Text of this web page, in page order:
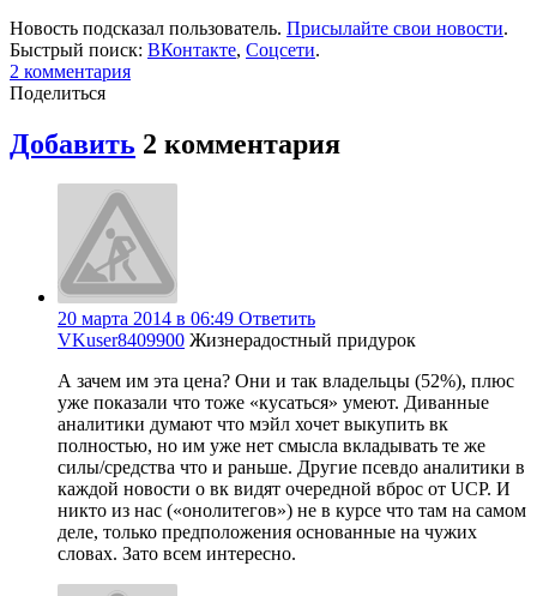
Новость подсказал пользователь. Присылайте свои новости.
Быстрый поиск: ВКонтакте, Соцсети.
2 комментария
Поделиться
Добавить 2 комментария
20 марта 2014 в 06:49 Ответить
VKuser8409900 Жизнерадостный придурок
А зачем им эта цена? Они и так владельцы (52%), плюс
уже показали что тоже «кусаться» умеют. Диванные
аналитики думают что мэйл хочет выкупить вк
полностью, но им уже нет смысла вкладывать те же
силы/средства что и раньше. Другие псевдо аналитики в
каждой новости о вк видят очередной вброс от UCP. И
никто из нас («онолитегов») не в курсе что там на самом
деле, только предположения основанные на чужих
словах. Зато всем интересно.